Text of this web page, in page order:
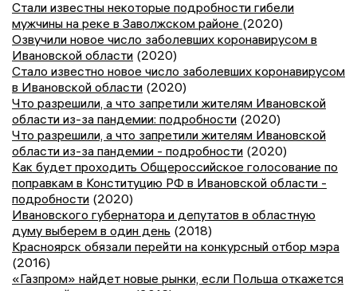
Стали известны некоторые подробности гибели
мужчины на реке в Заволжском районе (2020)
Озвучили новое число заболевших коронавирусом в
Ивановской области (2020)
Стало известно новое число заболевших коронавирусом
в Ивановской области (2020)
Что разрешили, а что запретили жителям Ивановской
области из-за пандемии: подробности (2020)
Что разрешили, а что запретили жителям Ивановской
области из-за пандемии - подробности (2020)
Как будет проходить Общероссийское голосование по
поправкам в Конституцию РФ в Ивановской области -
подробности (2020)
Ивановского губернатора и депутатов в областную
думу выберем в один день (2018)
Красноярск обязали перейти на конкурсный отбор мэра
(2016)
«Газпром» найдет новые рынки, если Польша откажется